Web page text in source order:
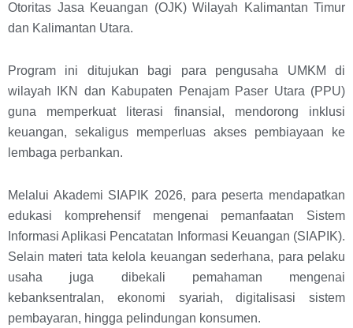
Otoritas Jasa Keuangan (OJK) Wilayah Kalimantan Timur
dan Kalimantan Utara.
Program ini ditujukan bagi para pengusaha UMKM di
wilayah IKN dan Kabupaten Penajam Paser Utara (PPU)
guna memperkuat literasi finansial, mendorong inklusi
keuangan, sekaligus memperluas akses pembiayaan ke
lembaga perbankan.
Melalui Akademi SIAPIK 2026, para peserta mendapatkan
edukasi komprehensif mengenai pemanfaatan Sistem
Informasi Aplikasi Pencatatan Informasi Keuangan (SIAPIK).
Selain materi tata kelola keuangan sederhana, para pelaku
usaha juga dibekali pemahaman mengenai
kebanksentralan, ekonomi syariah, digitalisasi sistem
pembayaran, hingga pelindungan konsumen.